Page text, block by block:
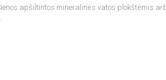
apšiltintos mineralinės vatos plokštėmis